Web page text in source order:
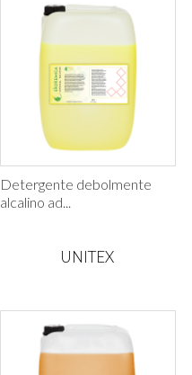
Detergente debolmente
alcalino ad...
UNITEX